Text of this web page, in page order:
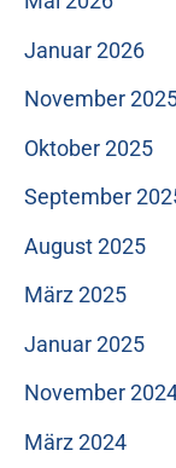
Januar 2026
November
Oktober 2025
September
August 2025
März 2025
Januar 2025
November
März 2024